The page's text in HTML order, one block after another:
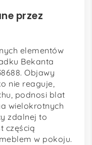
przez
elementów
Bekanta
Objawy
nie reaguje,
podnosi blat
wielokrotnych
zdalnej to
częścią
w pokoju.